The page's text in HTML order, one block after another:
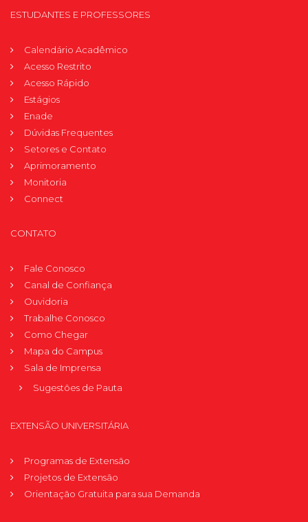
ESTUDANTES E PROFESSORES
Calendário Acadêmico
Acesso Restrito
Acesso Rápido
Estágios
Enade
Dúvidas Frequentes
Setores e Contato
Aprimoramento
Monitoria
Connect
CONTATO
Fale Conosco
Canal de Confiança
Ouvidoria
Trabalhe Conosco
Como Chegar
Mapa do Campus
Sala de Imprensa
Sugestões de Pauta
EXTENSÃO UNIVERSITÁRIA
Programas de Extensão
Projetos de Extensão
Orientação Gratuita para sua Demanda